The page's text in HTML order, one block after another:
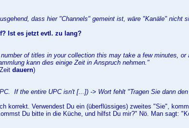
dass hier "Channels" gemeint ist, wäre "Kanäle" nicht
Ist es jetzt evtl. zu lang?
of titles in your collection this may take a few minutes,
kann dies einige Zeit in Anspruch nehmen."
dauern)
If the entire UPC isn't [...]) -> Wort fehlt "Tragen Sie dann
korrekt. Verwendest Du ein (überflüssiges) zweites "Sie",
Du bitte in die Küche, und hilfst Du mir?" Nö. Man sagt: